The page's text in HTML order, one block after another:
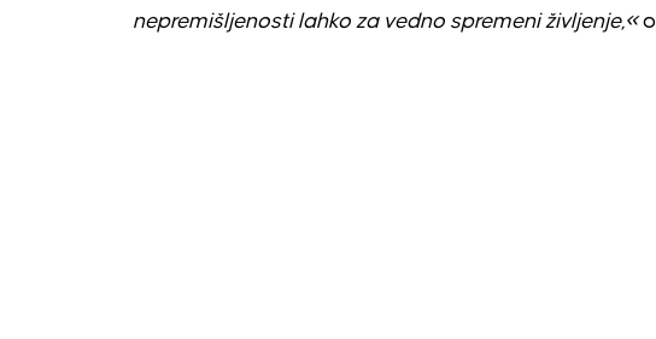
nepremišljenosti lahko za vedno spremeni življenje,«